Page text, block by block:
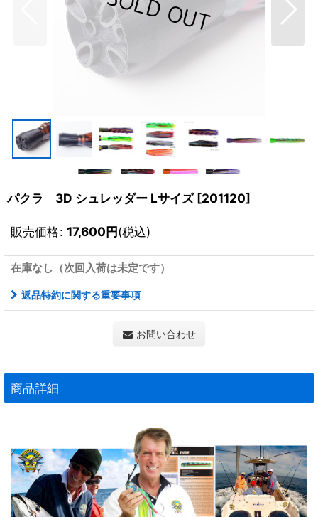
パクラ 3D シュレッダー Lサイズ [201120]
販売価格: 17,600円(税込)
在庫なし（次回入荷は未定です）
返品特約に関する重要事項
お問い合わせ
商品詳細